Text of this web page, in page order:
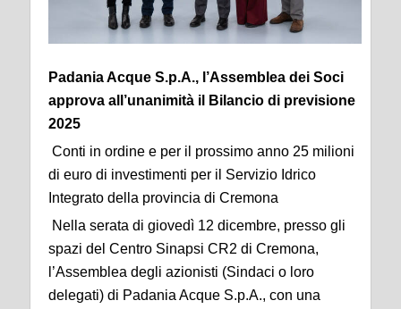
Padania Acque S.p.A., l’Assemblea dei Soci
approva all’unanimità il Bilancio di previsione
2025
Conti in ordine e per il prossimo anno 25 milioni
di euro di investimenti per il Servizio Idrico
Integrato della provincia di Cremona
Nella serata di giovedì 12 dicembre, presso gli
spazi del Centro Sinapsi CR2 di Cremona,
l’Assemblea degli azionisti (Sindaci o loro
delegati) di Padania Acque S.p.A., con una